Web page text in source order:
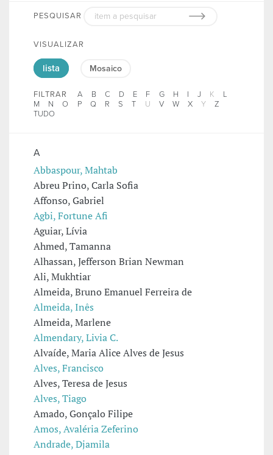
PESQUISAR
VISUALIZAR
lista Mosaico
FILTRAR A B C D E F G H I J K
L
M
N O P Q R S T U V W X Y
Z
TUDO
A
Abbaspour, Mahtab
Abreu Prino, Carla Sofia
Affonso, Gabriel
Agbi, Fortune Afi
Aguiar, Lívia
Ahmed, Tamanna
Alhassan, Jefferson Brian Newman
Ali, Mukhtiar
Almeida, Bruno Emanuel Ferreira de
Almeida, Inês
Almeida, Marlene
Almendary, Livia C.
Alvaíde, Maria Alice Alves de Jesus
Alves, Francisco
Alves, Teresa de Jesus
Alves, Tiago
Amado, Gonçalo Filipe
Amos, Avaléria Zeferino
Andrade, Djamila